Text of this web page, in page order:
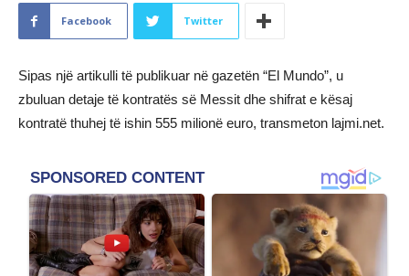
Facebook Twitter
Sipas një artikulli të publikuar në gazetën “El Mundo”, u
zbuluan detaje të kontratës së Messit dhe shifrat e kësaj
kontratë thuhej të ishin 555 milionë euro, transmeton lajmi.net.